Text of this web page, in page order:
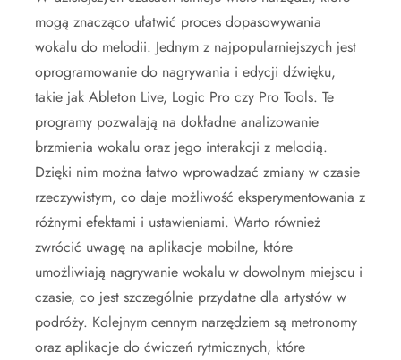
mogą znacząco ułatwić proces dopasowywania
wokalu do melodii. Jednym z najpopularniejszych jest
oprogramowanie do nagrywania i edycji dźwięku,
takie jak Ableton Live, Logic Pro czy Pro Tools. Te
programy pozwalają na dokładne analizowanie
brzmienia wokalu oraz jego interakcji z melodią.
Dzięki nim można łatwo wprowadzać zmiany w czasie
rzeczywistym, co daje możliwość eksperymentowania z
różnymi efektami i ustawieniami. Warto również
zwrócić uwagę na aplikacje mobilne, które
umożliwiają nagrywanie wokalu w dowolnym miejscu i
czasie, co jest szczególnie przydatne dla artystów w
podróży. Kolejnym cennym narzędziem są metronomy
oraz aplikacje do ćwiczeń rytmicznych, które